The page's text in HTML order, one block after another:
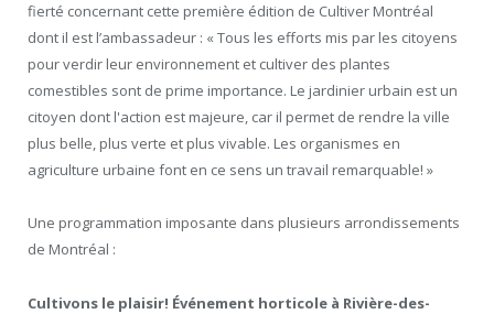
fierté concernant cette première édition de Cultiver Montréal
dont il est l’ambassadeur : «Tous les efforts mis par les citoyens
pour verdir leur environnement et cultiver des plantes
comestibles sont de prime importance. Le jardinier urbain est un
citoyen dont l'action est majeure, car il permet de rendre la ville
plus belle, plus verte et plus vivable. Les organismes en
agriculture urbaine font en ce sens un travail remarquable! »
Une programmation imposante dans plusieurs arrondissements
de Montréal :
Cultivons le plaisir! Événement horticole à Rivière-des-